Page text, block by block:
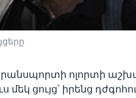
ոլորտի
ցույց՝ իրենց